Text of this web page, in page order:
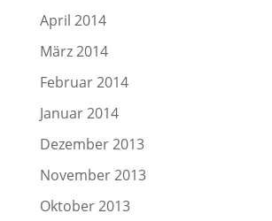
April 2014
März 2014
Februar 2014
Januar 2014
Dezember 2013
November 2013
Oktober 2013